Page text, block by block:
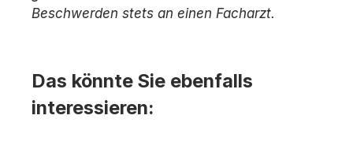
Beschwerden stets an einen Facharzt.
Das könnte Sie ebenfalls
interessieren: